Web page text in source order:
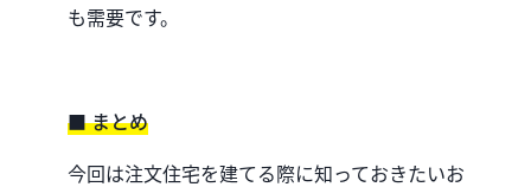
も需要です。
■ まとめ
今回は注文住宅を建てる際に知っておきたいお